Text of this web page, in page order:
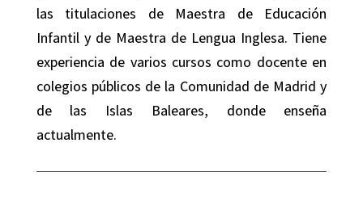
las titulaciones de Maestra de Educación
Infantil y de Maestra de Lengua Inglesa. Tiene
experiencia de varios cursos como docente en
colegios públicos de la Comunidad de Madrid y
de las Islas Baleares, donde enseña
actualmente.